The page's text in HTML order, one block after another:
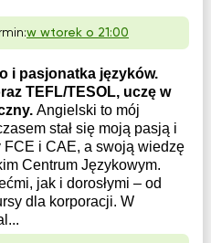
w wtorek o 21:00
i pasjonatka języków.
TEFL/TESOL, uczę w
Angielski to mój
stał się moją pasją i
FCE i CAE, a swoją wiedzę
Centrum Językowym.
jak i dorosłymi – od
dla korporacji. W